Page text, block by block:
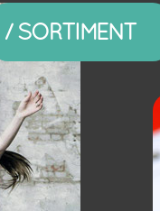
/ SORTIMENT